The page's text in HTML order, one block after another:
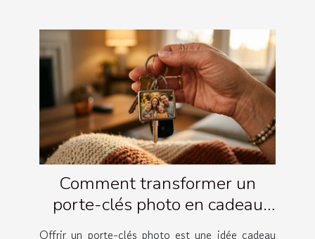
Comment transformer un
porte-clés photo en cadeau
émotionnel ?
Offrir un porte-clés photo est une idée cadeau